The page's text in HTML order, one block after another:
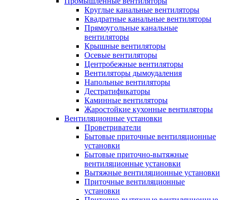
Круглые канальные вентиляторы
Квадратные канальные вентиляторы
Прямоугольные канальные
вентиляторы
Крышные вентиляторы
Осевые вентиляторы
Центробежные вентиляторы
Вентиляторы дымоудаления
Напольные вентиляторы
Дестратификаторы
Каминные вентиляторы
Жаростойкие кухонные вентиляторы
Вентиляционные установки
Проветриватели
Бытовые приточные вентиляционные
установки
Бытовые приточно-вытяжные
вентиляционные установки
Вытяжные вентиляционные установки
Приточные вентиляционные
установки